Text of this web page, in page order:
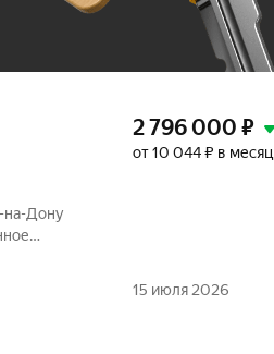
на-Дону
2 796 000 ₽
от 10 044 ₽ в месяц
15 июля 2026